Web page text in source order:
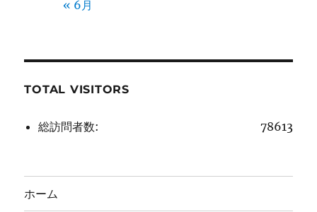
« 6月
TOTAL VISITORS
78613
総訪問者数:
ホーム